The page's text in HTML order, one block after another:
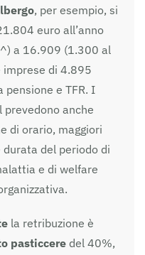
, per esempio, si
euro all’anno
a 16.909 (1.300 al
imprese di 4.895
e TFR. I
anche
di orario, maggiori
del periodo di
e di welfare
la retribuzione è
pasticcere del 40%,